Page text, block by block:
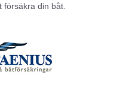
din båt.